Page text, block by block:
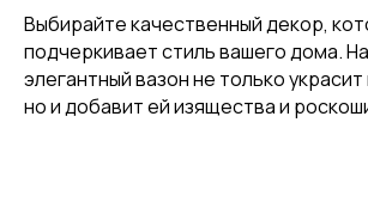
Выбирайте качественный декор,
подчеркивает стиль вашего дома.
элегантный вазон не только
но и добавит ей изящества и